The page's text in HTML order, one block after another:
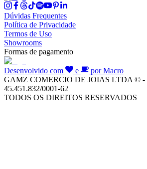
Dúvidas Frequentes
Política de Privacidade
Termos de Uso
Showrooms
Formas de pagamento
Desenvolvido com e
por Macro
GAMZ COMERCIO DE JOIAS LTDA © -
45.451.832/0001-62
TODOS OS DIREITOS RESERVADOS